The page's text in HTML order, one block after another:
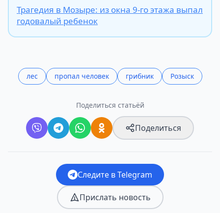
Трагедия в Мозыре: из окна 9-го этажа выпал
годовалый ребенок
лес пропал человек грибник Розыск
Поделиться статьёй
Поделиться
Следите в Telegram
Прислать новость